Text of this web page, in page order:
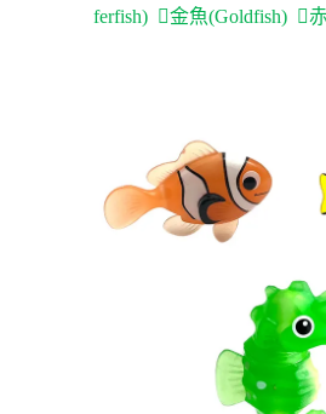
ferfish) 金魚(Goldfish) 